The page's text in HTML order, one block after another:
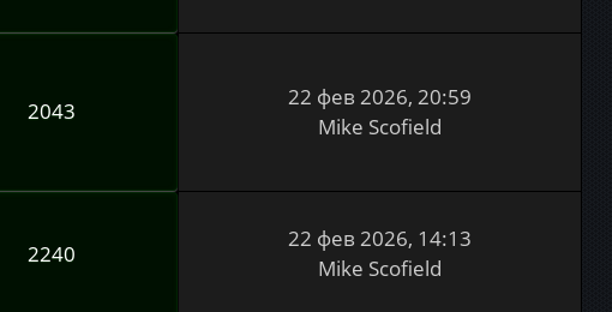
2043
22 фев 2026, 20:59
Mike Scofield
2240
22 фев 2026, 14:13
Mike Scofield